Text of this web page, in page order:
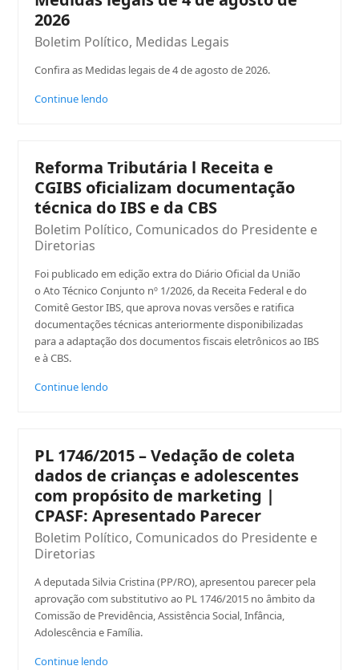
2026
Boletim Político, Medidas Legais
Confira as Medidas legais de 4 de agosto de 2026.
Continue lendo
Reforma Tributária l Receita e
CGIBS oficializam documentação
técnica do IBS e da CBS
Boletim Político, Comunicados do Presidente e
Diretorias
Foi publicado em edição extra do Diário Oficial da União
o Ato Técnico Conjunto nº 1/2026, da Receita Federal e do
Comitê Gestor IBS, que aprova novas versões e ratifica
documentações técnicas anteriormente disponibilizadas
para a adaptação dos documentos fiscais eletrônicos ao IBS
e à CBS.
Continue lendo
PL 1746/2015 – Vedação de coleta
dados de crianças e adolescentes
com propósito de marketing |
CPASF: Apresentado Parecer
Boletim Político, Comunicados do Presidente e
Diretorias
A deputada Silvia Cristina (PP/RO), apresentou parecer pela
aprovação com substitutivo ao PL 1746/2015 no âmbito da
Comissão de Previdência, Assistência Social, Infância,
Adolescência e Família.
Continue lendo